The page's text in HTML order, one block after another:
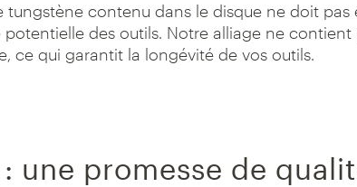
contenu dans le disque ne doit
des outils. Notre alliage ne
ce qui garantit la longévité de vos outils.
une promesse de